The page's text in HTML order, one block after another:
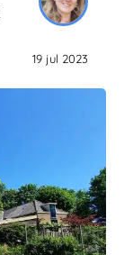
19 jul 2023